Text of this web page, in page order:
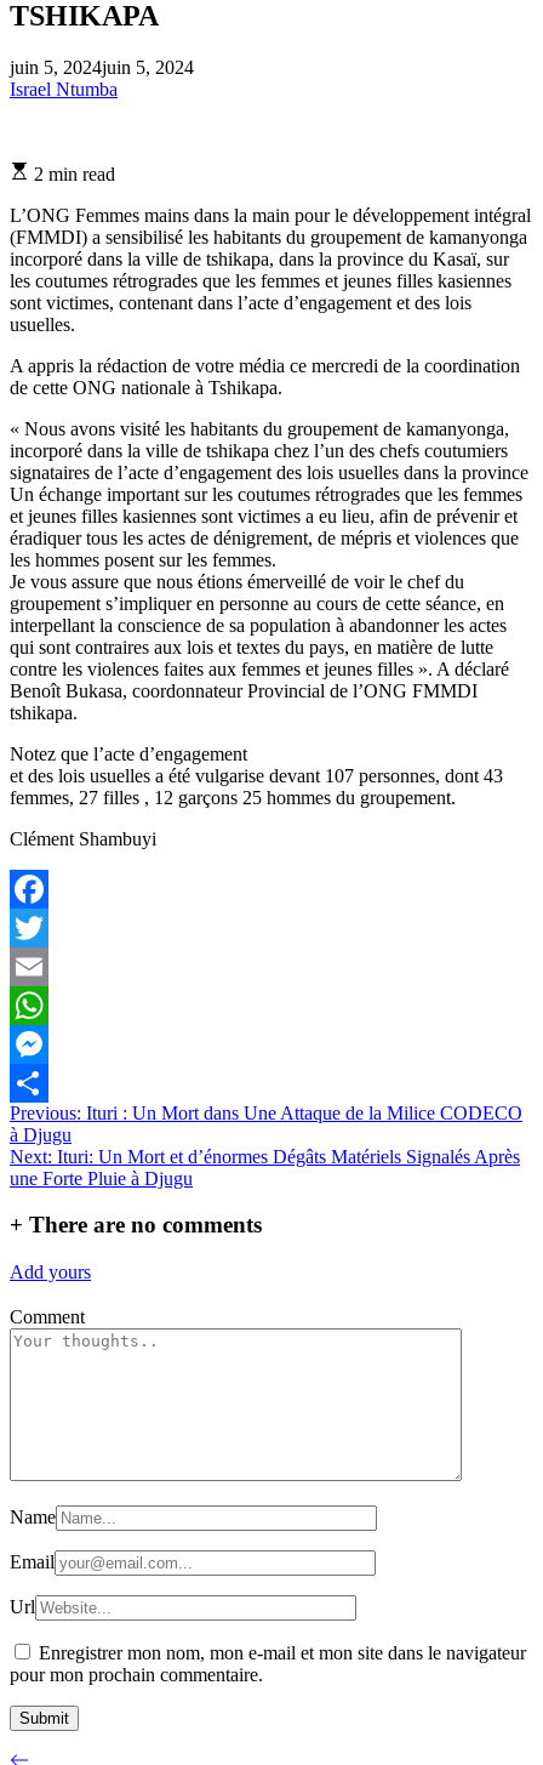
TSHIKAPA
juin 5, 2024juin 5, 2024
Israel Ntumba
Estimated
time
2 min read
L’ONG Femmes mains dans la main pour le développement intégral
(FMMDI) a sensibilisé les habitants du groupement de kamanyonga
incorporé dans la ville de tshikapa, dans la province du Kasaï, sur
les coutumes rétrogrades que les femmes et jeunes filles kasiennes
sont victimes, contenant dans l’acte d’engagement et des lois
usuelles.
A appris la rédaction de votre média ce mercredi de la coordination
de cette ONG nationale à Tshikapa.
« Nous avons visité les habitants du groupement de kamanyonga,
incorporé dans la ville de tshikapa chez l’un des chefs coutumiers
signataires de l’acte d’engagement des lois usuelles dans la province
Un échange important sur les coutumes rétrogrades que les femmes
et jeunes filles kasiennes sont victimes a eu lieu, afin de prévenir et
éradiquer tous les actes de dénigrement, de mépris et violences que
les hommes posent sur les femmes.
Je vous assure que nous étions émerveillé de voir le chef du
groupement s’impliquer en personne au cours de cette séance, en
interpellant la conscience de sa population à abandonner les actes
qui sont contraires aux lois et textes du pays, en matière de lutte
contre les violences faites aux femmes et jeunes filles ». A déclaré
Benoît Bukasa, coordonnateur Provincial de l’ONG FMMDI
tshikapa.
Notez que l’acte d’engagement
et des lois usuelles a été vulgarise devant 107 personnes, dont 43
femmes, 27 filles , 12 garçons 25 hommes du groupement.
Clément Shambuyi
Facebook
Twitter
Email
WhatsApp
Messenger
Partager
Navigation
de
l’article
Previous: Ituri : Un Mort dans Une Attaque de la Milice CODECO
à Djugu
Next: Ituri: Un Mort et d’énormes Dégâts Matériels Signalés Après
une Forte Pluie à Djugu
+ There are no comments
Add yours
Comment
Name
Email
Url
Enregistrer mon nom, mon e-mail et mon site dans le navigateur
pour mon prochain commentaire.